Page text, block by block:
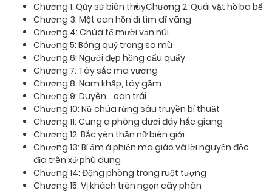
Chương 1: Qủy sứ biên thùyChương 2: Quái vật hồ ba bể
Chương 3: Một oan hồn đi tìm dĩ vãng
Chương 4: Chúa tể mười vạn núi
Chương 5: Bóng quỷ trong sa mù
Chương 6: Người đẹp hồng cẩu quẩy
Chương 7: Tây sắc ma vương
Chương 8: Nam khấp, tây gầm
Chương 9: Duyên... oan trái
Chương 10: Nữ chúa rừng sâu truyền bí thuật
Chương 11: Cung a phòng dưới đáy hắc giang
Chương 12: Bắc yên thần nữ biên giới
Chương 13: Bí ẩm á phiện ma giáo và lời nguyền độc
địa trên xứ phù dung
Chương 14: Động phòng trong ruột tượng
Chương 15: Vị khách trên ngọn cây phàn